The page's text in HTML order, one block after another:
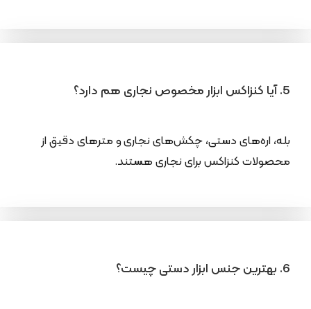
5. آیا کنزاکس ابزار مخصوص نجاری هم دارد؟
بله، اره‌های دستی، چکش‌های نجاری و مترهای دقیق از
محصولات کنزاکس برای نجاری هستند.
6. بهترین جنس ابزار دستی چیست؟